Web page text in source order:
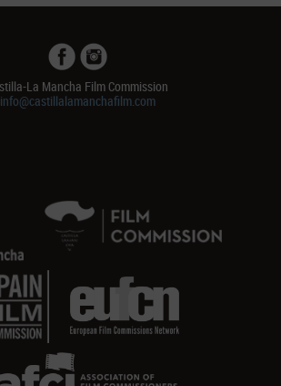
La Mancha Film Commission
info@castillalamanchafilm.com